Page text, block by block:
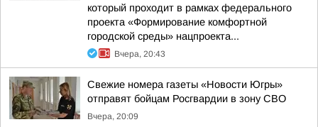
который проходит в рамках федерального
проекта «Формирование комфортной
городской среды» нацпроекта...
Вчера, 20:43
Свежие номера газеты «Новости Югры»
отправят бойцам Росгвардии в зону СВО
Вчера, 20:09